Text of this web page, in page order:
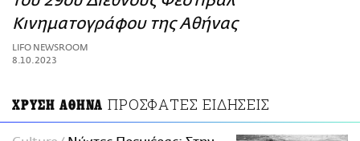
ΑΜΠΑ
PRINT
Κινηματογράφου της Αθήνας
LIFO NEWSROOM
8.10.2023
ΧΡΥΣΗ ΑΘΗΝΑ ΠΡΟΣΦΑΤΕΣ ΕΙΔΗΣΕΙΣ